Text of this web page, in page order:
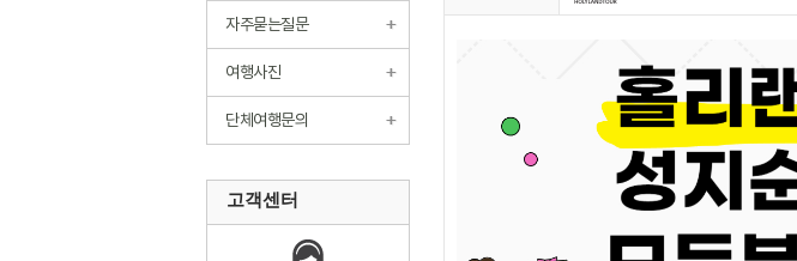
자주묻는질문
여행사진
단체여행문의
고객센터